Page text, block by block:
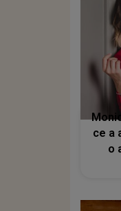
ce a
o